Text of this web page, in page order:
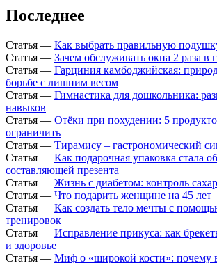
Последнее
Статья — Как выбрать правильную
Статья — Зачем обслуживать окна 2 раза в
Статья — Гарциния камбоджийская:
борьбе с лишним весом
Статья — Гимнастика для дошкольника:
навыков
Статья — Отёки при похудении: 5
ограничить
Статья — Тирамису – гастрономический
Статья — Как подарочная упаковка стала
составляющей презента
Статья — Жизнь с диабетом: контроль
Статья — Что подарить женщине на 45 лет
Статья — Как создать тело мечты с
тренировок
Статья — Исправление прикуса: как
и здоровье
Статья — Миф о «широкой кости»: почему